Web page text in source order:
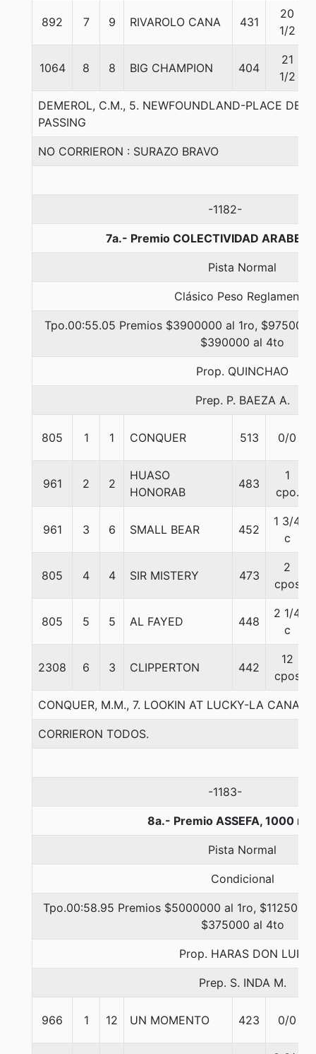
892 7 9 RIVAROLO CANA 431
20
1/2
1064 8 8 BIG CHAMPION 404
21
1/2
DEMEROL, C.M., 5. NEWFOUNDLAND-PLACE DE
PASSING
NO CORRIERON : SURAZO BRAVO
-1182-
7a.- Premio COLECTIVIDAD ARABE,
Pista Normal
Clásico Peso Reglamento
Tpo.00:55.05 Premios $3900000 al 1ro,
$390000 al 4to
Prop. QUINCHAO
Prep. P. BAEZA A.
805 1 1 CONQUER 513 0/0
961 2 2
HUASO
HONORAB
483
1
cpo.
961 3 6 SMALL BEAR 452
1 3/4
c
805 4 4 SIR MISTERY 473
2
cpos
805 5 5 AL FAYED 448
2 1/4
c
2308 6 3 CLIPPERTON 442
12
cpos
CONQUER, M.M., 7. LOOKIN AT LUCKY-LA
CORRIERON TODOS.
-1183-
8a.- Premio ASSEFA, 1000
Pista Normal
Condicional
Tpo.00:58.95 Premios $5000000 al 1ro,
$375000 al 4to
Prop. HARAS DON LUIS
Prep. S. INDA M.
966 1 12 UN MOMENTO 423 0/0